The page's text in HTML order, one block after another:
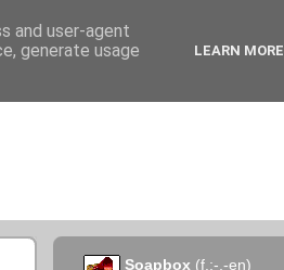
Soapbox (f.;-,-en)
and user-agent
generate usage
LEARN MORE